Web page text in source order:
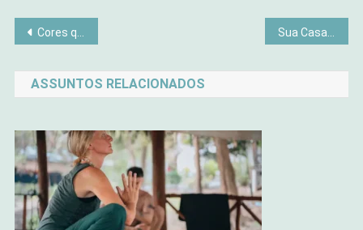
Navegação
de
Post
Cores que Adoecem: O Impacto da Decoração no Seu Humor Sua Casa Pode Estar Acumulando Energia Ruim
ASSUNTOS RELACIONADOS